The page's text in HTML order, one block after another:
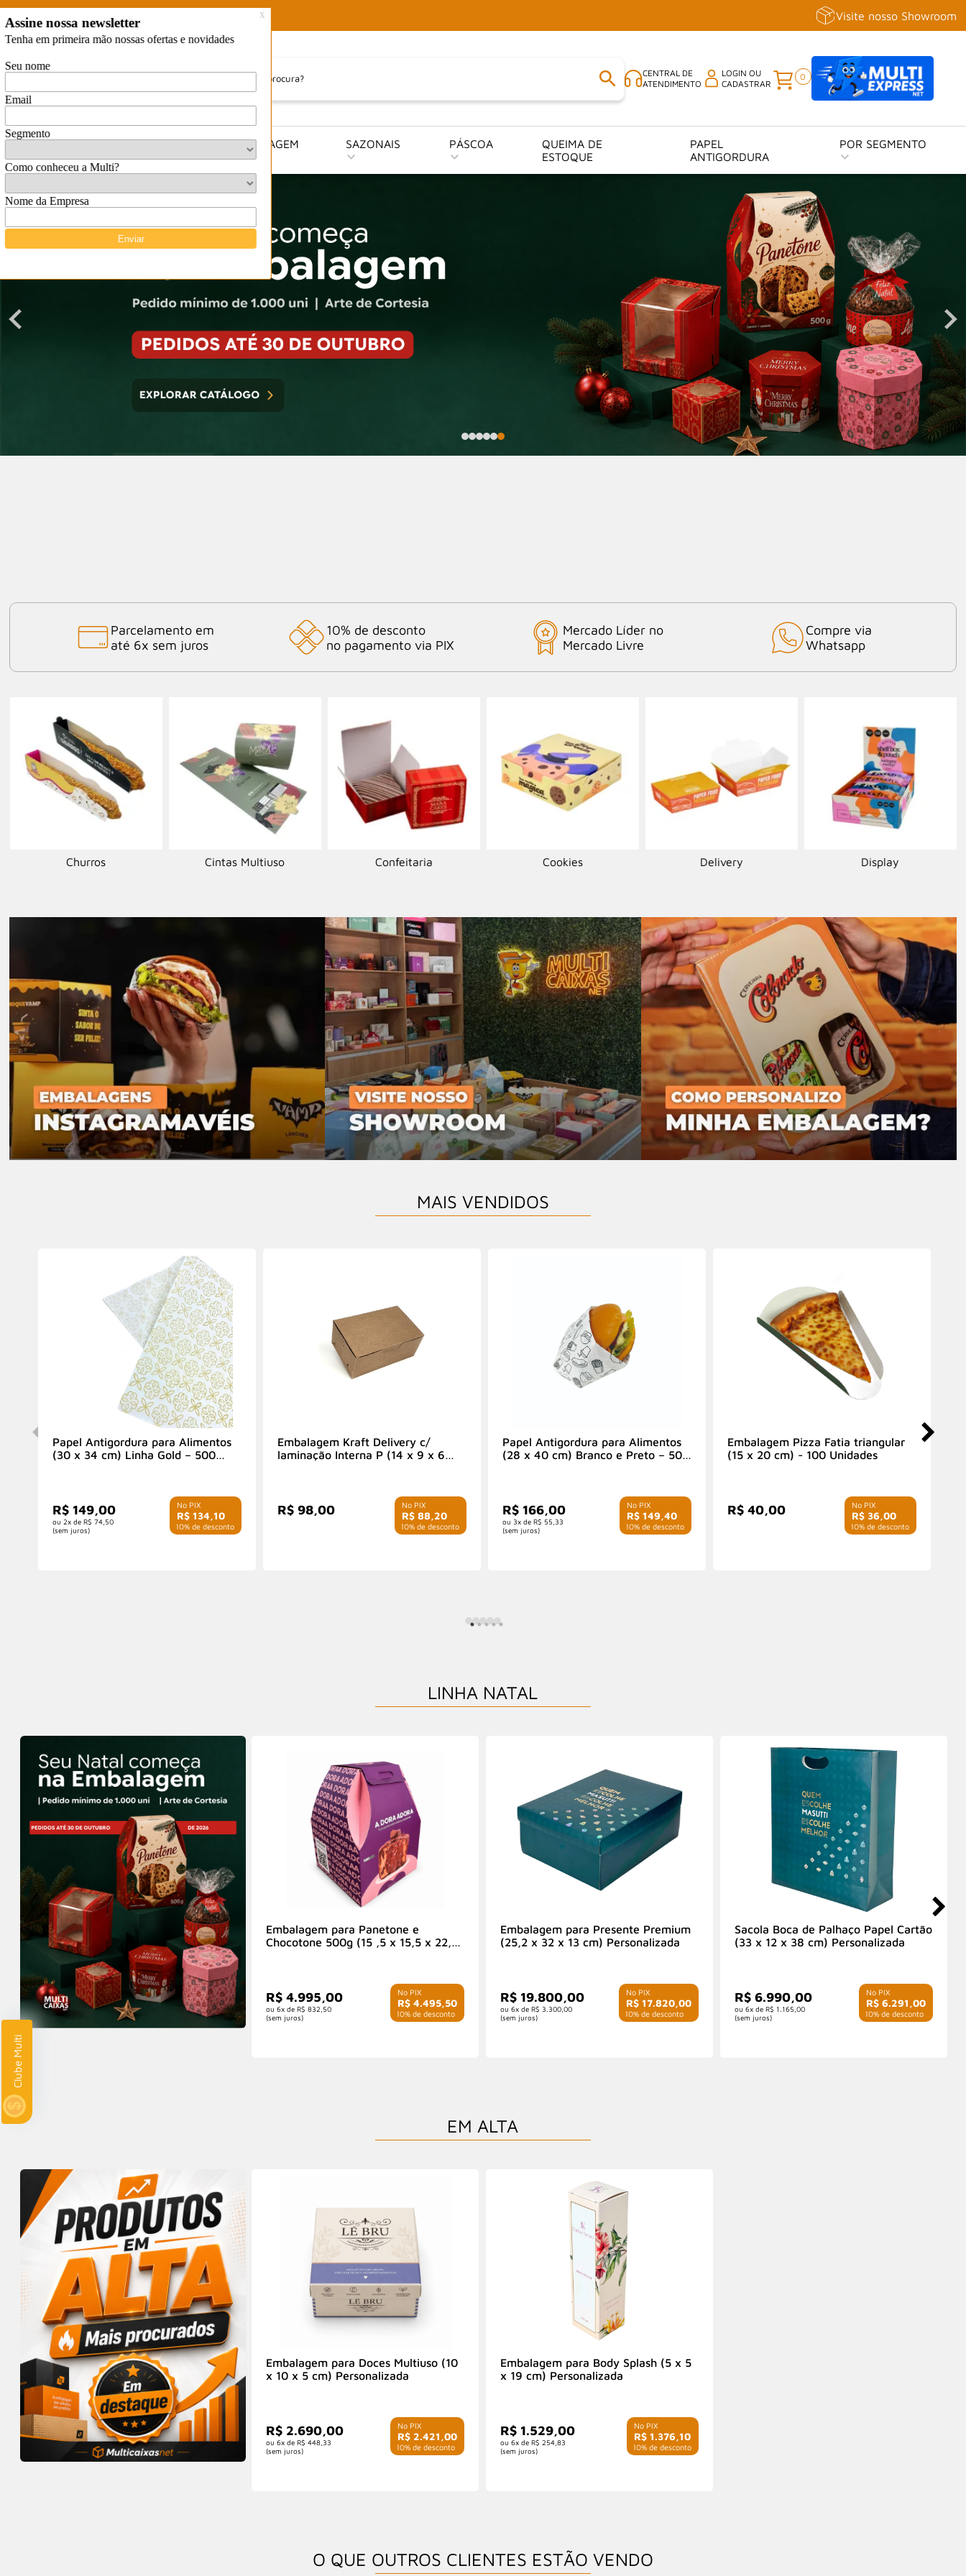
Visite nosso Showroom
CENTRAL DE
ATENDIMENTO
LOGIN OU
CADASTRAR
0
VER
TODOS
PERSONALIZE SUA EMBALAGEM SAZONAIS PÁSCOA
QUEIMA DE
ESTOQUE
PAPEL
ANTIGORDURA
POR SEGMENTO
Parcelamento em
até 6x sem juros
10% de desconto
no pagamento via PIX
Mercado Líder no
Mercado Livre
Compre via
Whatsapp
Churros Cintas Multiuso Confeitaria Cookies Delivery Display
MAIS VENDIDOS
Papel Antigordura para Alimentos
(30 x 34 cm) Linha Gold – 500
R$ 134,10
com 10% de desconto
R$ 149,00
2x de R$ 74,50
(sem juros)
Embalagem Kraft Delivery c/
laminação Interna P (14 x 9 x 6
R$ 88,20
com 10% de desconto
R$ 98,00
Papel Antigordura para Alimentos
(28 x 40 cm) Branco e Preto – 500
R$ 149,40
com 10% de desconto
R$ 166,00
3x de R$ 55,33
(sem juros)
Embalagem Pizza Fatia triangular
(15 x 20 cm) - 100 Unidades
R$ 36,00
com 10% de desconto
R$ 40,00
LINHA NATAL
Sacola Offset 180grs (45 x 15 x 35
cm) Personalizada
R$ 7.101,00
com 10% de desconto
R$ 7.890,00
6x deR$ 1.315,00
(sem juros)
Embalagem para Panetone e
Chocotone 500g (15 ,5 x 15,5 x 22,5
R$ 4.495,50
com 10% de desconto
R$ 4.995,00
6x deR$ 832,50
(sem juros)
Embalagem para Presente Premium
(25,2 x 32 x 13 cm) Personalizada
R$ 17.820,00
com 10% de desconto
R$ 19.800,00
6x deR$ 3.300,00
(sem juros)
Sacola Boca de Palhaço Papel Cartão
(33 x 12 x 38 cm) Personalizada
R$ 6.291,00
com 10% de desconto
R$ 6.990,00
6x deR$ 1.165,00
(sem juros)
EM ALTA
Embalagem para Doces Multiuso (10
x 10 x 5 cm) Personalizada
R$ 2.421,00
com 10% de desconto
R$ 2.690,00
6x deR$ 448,33
(sem juros)
Embalagem para Body Splash (5 x 5
x 19 cm) Personalizada
R$ 1.376,10
com 10% de desconto
R$ 1.529,00
6x deR$ 254,83
(sem juros)
O QUE OUTROS CLIENTES ESTÃO VENDO